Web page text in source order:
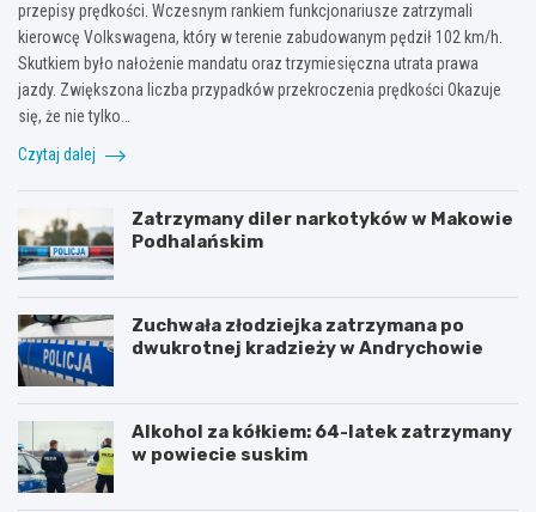
z
e
u
m
A
s
w
i
t
z
–
p
o
w
r
t
d
o
o
l
s
k
i
N
a
a
t
r
a
k
c
j
a
a
h
o
k
a
M
a
c
a
k
i
e
g
o
–
n
a
j
ł
u
ż
przepisy prędkości. Wczesnym rankiem funkcjonariusze zatrzymali
kierowcę Volkswagena, który w terenie zabudowanym pędził 102 km/h.
Skutkiem było nałożenie mandatu oraz trzymiesięczna utrata prawa
jazdy. Zwiększona liczba przypadków przekroczenia prędkości Okazuje
się, że nie tylko…
Czytaj dalej
Zatrzymany diler narkotyków w Makowie
Podhalańskim
Zuchwała złodziejka zatrzymana po
dwukrotnej kradzieży w Andrychowie
Alkohol za kółkiem: 64-latek zatrzymany
w powiecie suskim